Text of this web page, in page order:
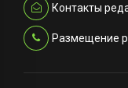
Контакты
Размещение